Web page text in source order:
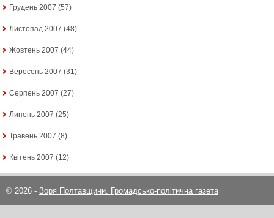
Грудень 2007 (57)
Листопад 2007 (48)
Жовтень 2007 (44)
Вересень 2007 (31)
Серпень 2007 (27)
Липень 2007 (25)
Травень 2007 (8)
Квітень 2007 (12)
© 2026 - Зоря Полтавщини. Громадсько-політична газета